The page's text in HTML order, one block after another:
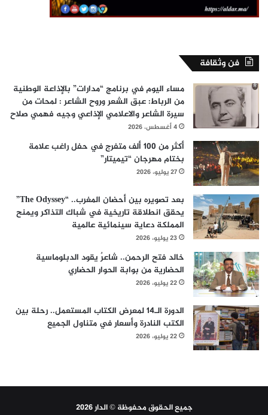
فن وثقافة
مساء اليوم في برنامج “مدارات” بالإذاعة الوطنية
من الرباط: عبق الشعر وروح الشاعر : لمحات من
سيرة الشاعر والاعلامي الإذاعي وجيه فهمي صلاح
4 أغسطس، 2026
أكثر من 100 ألف متفرج في حفل راغب علامة
بختام مهرجان “تيميتار”
27 يوليو، 2026
بعد تصويره بين أحضان المغرب.. “The Odyssey”
يحقق انطلاقة تاريخية في شباك التذاكر ويمنح
المملكة دعاية سينمائية عالمية
23 يوليو، 2026
خالد فتح الرحمن.. شاعرٌ يقود الدبلوماسية
الحضارية من بوابة الحوار الحضاري
22 يوليو، 2026
الدورة الـ14 لمعرض الكتاب المستعمل.. رحلة بين
الكتب النادرة وأسعار في متناول الجميع
22 يوليو، 2026
جميع الحقوق محفوظة © الدار 2026